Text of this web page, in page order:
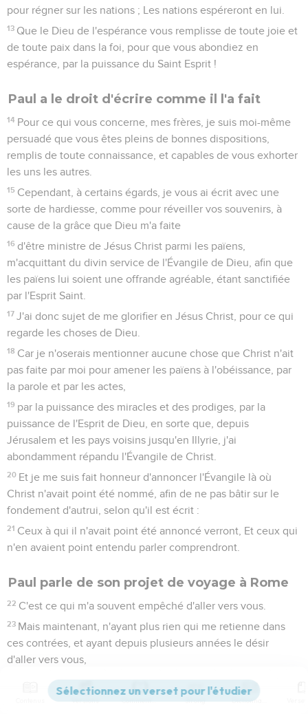
pour régner sur les nations ; Les nations espéreront en lui.
13 Que le Dieu de l'espérance vous remplisse de toute joie et
de toute paix dans la foi, pour que vous abondiez en
espérance, par la puissance du Saint Esprit !
Paul a le droit d'écrire comme il l'a fait
14 Pour ce qui vous concerne, mes frères, je suis moi-même
persuadé que vous êtes pleins de bonnes dispositions,
remplis de toute connaissance, et capables de vous exhorter
les uns les autres.
15 Cependant, à certains égards, je vous ai écrit avec une
sorte de hardiesse, comme pour réveiller vos souvenirs, à
cause de la grâce que Dieu m'a faite
16 d'être ministre de Jésus Christ parmi les païens,
m'acquittant du divin service de l'Évangile de Dieu, afin que
les païens lui soient une offrande agréable, étant sanctifiée
par l'Esprit Saint.
17 J'ai donc sujet de me glorifier en Jésus Christ, pour ce qui
regarde les choses de Dieu.
18 Car je n'oserais mentionner aucune chose que Christ n'ait
pas faite par moi pour amener les païens à l'obéissance, par
la parole et par les actes,
19 par la puissance des miracles et des prodiges, par la
puissance de l'Esprit de Dieu, en sorte que, depuis
Jérusalem et les pays voisins jusqu'en Illyrie, j'ai
abondamment répandu l'Évangile de Christ.
20 Et je me suis fait honneur d'annoncer l'Évangile là où
Christ n'avait point été nommé, afin de ne pas bâtir sur le
fondement d'autrui, selon qu'il est écrit :
21 Ceux à qui il n'avait point été annoncé verront, Et ceux qui
n'en avaient point entendu parler comprendront.
Paul parle de son projet de voyage à Rome
22 C'est ce qui m'a souvent empêché d'aller vers vous.
23 Mais maintenant, n'ayant plus rien qui me retienne dans
ces contrées, et ayant depuis plusieurs années le désir
d'aller vers vous,
j'espère vous voir en passant, quand je me rendrai en
Espagne, et y être accompagné par vous, après que j'aurai
Versions Commentaires Strong